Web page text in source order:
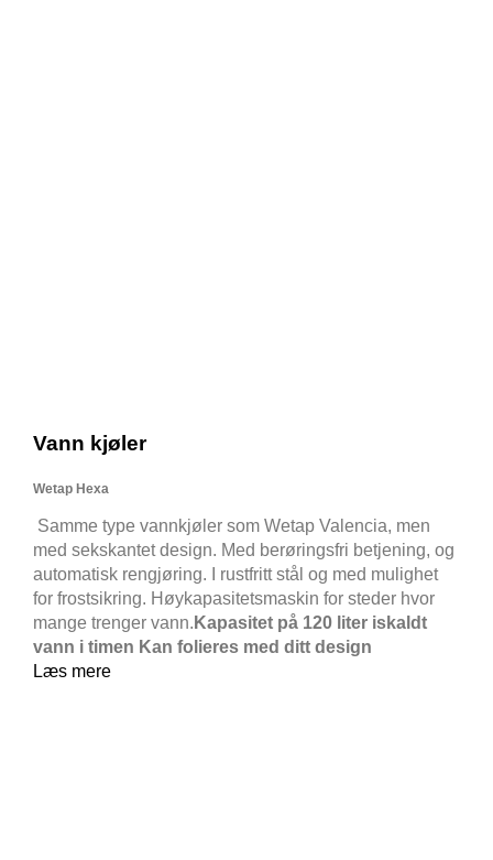
Vann kjøler
Wetap Hexa
Samme type vannkjøler som Wetap Valencia, men
med sekskantet design. Med berøringsfri betjening, og
automatisk rengjøring. I rustfritt stål og med mulighet
for frostsikring. Høykapasitetsmaskin for steder hvor
mange trenger vann. Kapasitet på 120 liter iskaldt
vann i timen Kan folieres med ditt design
Læs mere